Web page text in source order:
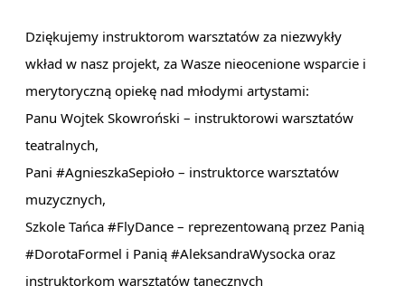
Dziękujemy instruktorom warsztatów za niezwykły
wkład w nasz projekt, za Wasze nieocenione wsparcie i
merytoryczną opiekę nad młodymi artystami:
Panu Wojtek Skowroński – instruktorowi warsztatów
teatralnych,
Pani #AgnieszkaSepioło – instruktorce warsztatów
muzycznych,
Szkole Tańca #FlyDance – reprezentowaną przez Panią
#DorotaFormel i Panią #AleksandraWysocka oraz
instruktorkom warsztatów tanecznych